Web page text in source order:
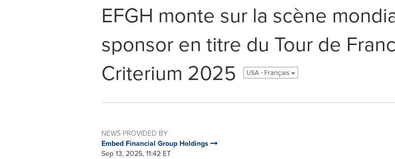
EFGH monte sur la scène
sponsor en titre du Tour de
Criterium 2025
USA - Français
NEWS PROVIDED BY
Embed Financial Group Holdings
Sep 13, 2025, 11:42 ET